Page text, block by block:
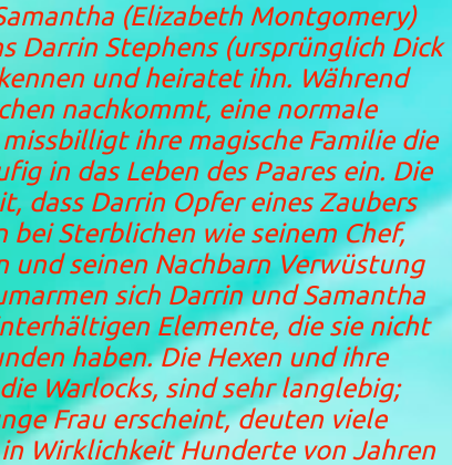
(Elizabeth Montgomery)
Darrin Stephens (ursprünglich Dick
und heiratet ihn. Während
nachkommt, eine normale
ihre magische Familie die
in das Leben des Paares ein. Die
dass Darrin Opfer eines Zaubers
bei Sterblichen wie seinem Chef,
und seinen Nachbarn Verwüstung
sich Darrin und Samantha
Elemente, die sie nicht
haben. Die Hexen und ihre
Warlocks, sind sehr langlebig;
Frau erscheint, deuten viele
Wirklichkeit Hunderte von Jahren